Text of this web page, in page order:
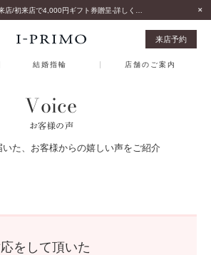
来店予約
結婚指輪 店舗のご案内
Voice
お客様の声
た、お客様からの嬉しい声をご紹介
をして頂いた